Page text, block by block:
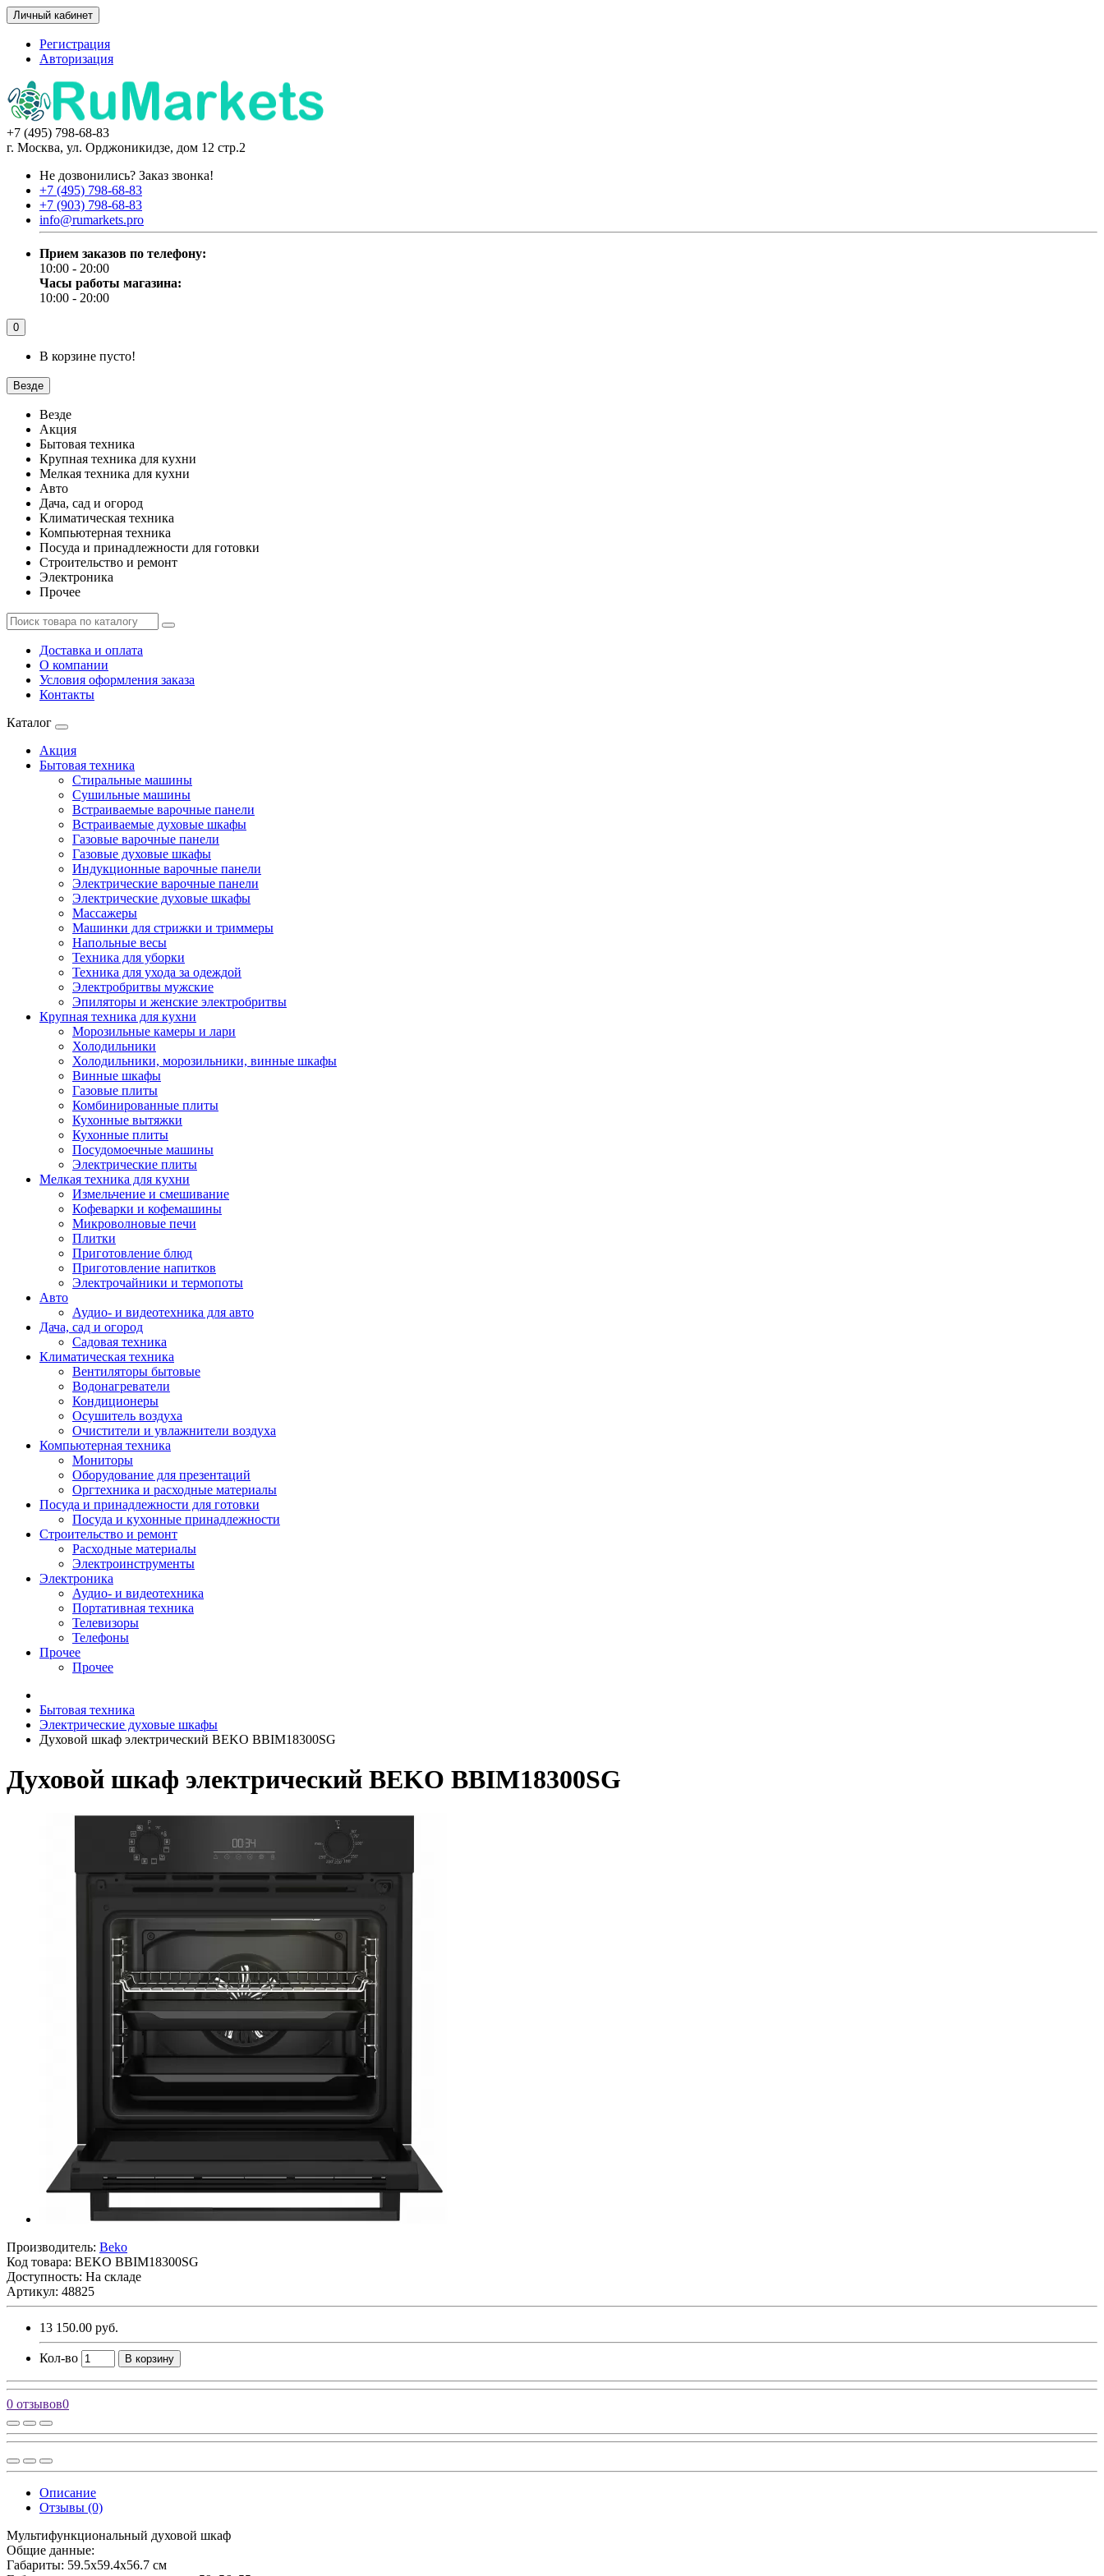
Личный кабинет
Регистрация
Авторизация
+7 (495) 798-68-83
г. Москва, ул. Орджоникидзе, дом 12 стр.2
Не дозвонились? Заказ звонка!
+7 (495) 798-68-83
+7 (903) 798-68-83
info@rumarkets.pro
Прием заказов по телефону:
10:00 - 20:00
Часы работы магазина:
10:00 - 20:00
0
В корзине пусто!
Везде
Везде
Акция
Бытовая техника
Крупная техника для кухни
Мелкая техника для кухни
Авто
Дача, сад и огород
Климатическая техника
Компьютерная техника
Посуда и принадлежности для готовки
Строительство и ремонт
Электроника
Прочее
Доставка и оплата
О компании
Условия оформления заказа
Контакты
Каталог
Акция
Бытовая техника
Стиральные машины
Сушильные машины
Встраиваемые варочные панели
Встраиваемые духовые шкафы
Газовые варочные панели
Газовые духовые шкафы
Индукционные варочные панели
Электрические варочные панели
Электрические духовые шкафы
Массажеры
Машинки для стрижки и триммеры
Напольные весы
Техника для уборки
Техника для ухода за одеждой
Электробритвы мужские
Эпиляторы и женские электробритвы
Крупная техника для кухни
Морозильные камеры и лари
Холодильники
Холодильники, морозильники, винные шкафы
Винные шкафы
Газовые плиты
Комбинированные плиты
Кухонные вытяжки
Кухонные плиты
Посудомоечные машины
Электрические плиты
Мелкая техника для кухни
Измельчение и смешивание
Кофеварки и кофемашины
Микроволновые печи
Плитки
Приготовление блюд
Приготовление напитков
Электрочайники и термопоты
Авто
Аудио- и видеотехника для авто
Дача, сад и огород
Садовая техника
Климатическая техника
Вентиляторы бытовые
Водонагреватели
Кондиционеры
Осушитель воздуха
Очистители и увлажнители воздуха
Компьютерная техника
Мониторы
Оборудование для презентаций
Оргтехника и расходные материалы
Посуда и принадлежности для готовки
Посуда и кухонные принадлежности
Строительство и ремонт
Расходные материалы
Электроинструменты
Электроника
Аудио- и видеотехника
Портативная техника
Телевизоры
Телефоны
Прочее
Прочее
Бытовая техника
Электрические духовые шкафы
Духовой шкаф электрический BEKO BBIM18300SG
Духовой шкаф электрический BEKO BBIM18300SG
Производитель: Beko
Код товара: BEKO BBIM18300SG
Доступность: На складе
Артикул: 48825
13 150.00 руб.
Кол-во В корзину
0 отзывов0
Описание
Отзывы (0)
Мультифункциональный духовой шкаф
Общие данные:
Габариты: 59.5х59.4х56.7 см